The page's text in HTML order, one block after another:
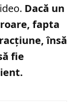
Dacă un
fapta
însă
fie